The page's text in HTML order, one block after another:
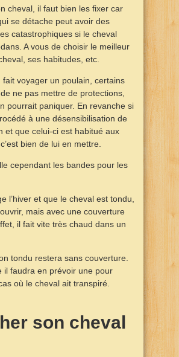
cheval, il faut bien les fixer car
se détache peut avoir des
catastrophiques si le cheval
A vous de choisir le meilleur
ses habitudes, etc.
fait voyager un poulain, certains
ne pas mettre de protections,
pourrait paniquer. En revanche si
à une désensibilisation de
et que celui-ci est habitué aux
bien de lui en mettre.
cependant les bandes pour les
l’hiver et que le cheval est tondu,
mais avec une couverture
il fait vite très chaud dans un
tondu restera sans couverture.
il faudra en prévoir une pour
où le cheval ait transpiré.
son cheval